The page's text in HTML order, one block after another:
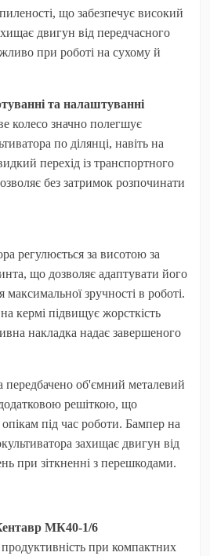
що забезпечує високий
двигун від передчасного
при роботі на сухому й
та налаштуванні
колесо значно полегшує
по ділянці, навіть на
перехід із транспортного
без затримок розпочинати
регулюється за висотою за
що дозволяє адаптувати його
максимальної зручності в роботі.
кермі підвищує жорсткість
накладка надає завершеного
передбачено об'ємний металевий
решіткою, що
під час роботи. Бампер на
захищає двигун від
при зіткненні з перешкодами.
МК40-1/6
при компактних